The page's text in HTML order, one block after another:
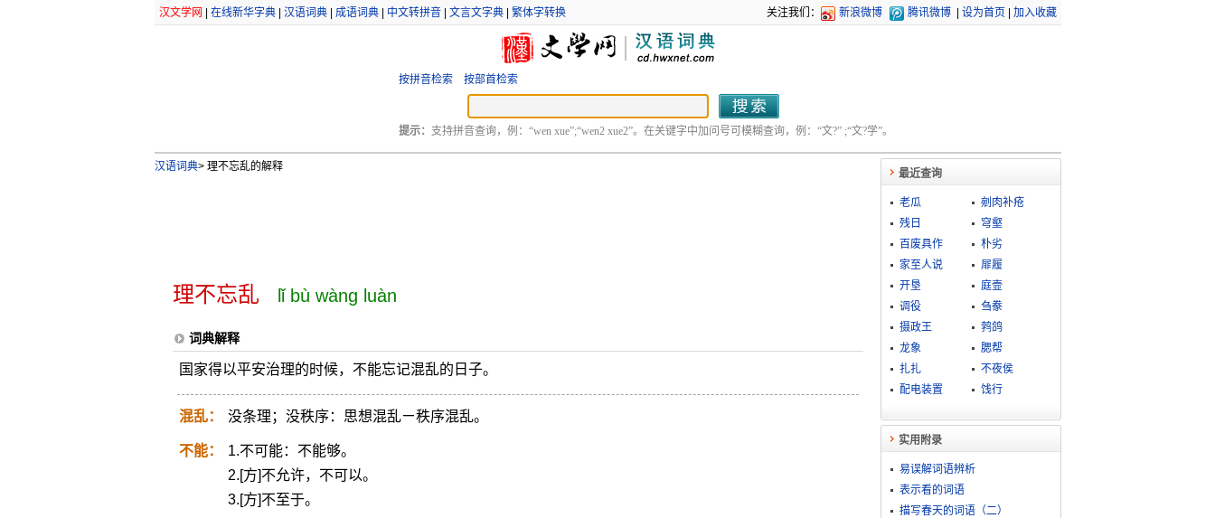
汉文学网 在线新华字典| 汉语词典| 成语词典| 中文转拼音| 文言文字典| 繁体字转换 关注我们： 新浪微博 腾讯微博 设为首页 加入收藏
按拼音检索 按部首检索
提示： 支持拼音查询，例：“wen xue”;“wen2 xue2”。在关键字中加问号可模糊查询，例：“文?” ;“文?学”。
汉语词典>理不忘乱的解释
理不忘乱 lǐ bù wàng luàn
词典解释
国家得以平安治理的时候，不能忘记混乱的日子。
混乱： 没条理；没秩序：思想混乱ㄧ秩序混乱。
不能：
1.不可能：不能够。
2.[方]不允许，不可以。
3.[方]不至于。
最近查询
老瓜
剜肉补疮
残日
穹壑
百废具作
朴劣
家至人说
屝履
开垦
庭壸
调役
刍豢
摄政王
鹁鸽
龙象
腮帮
扎扎
不夜侯
配电装置
饯行
实用附录
易误解词语辨析
表示看的词语
描写春天的词语（二）